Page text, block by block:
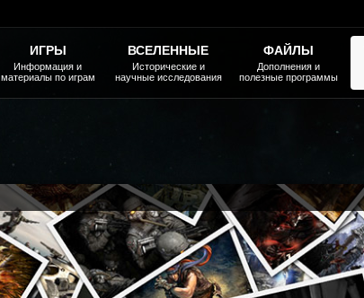
ИГРЫ
Информация и
материалы по играм
ВСЕЛЕННЫЕ
Исторические и
научные исследования
ФАЙЛЫ
Дополнения и
полезные программы